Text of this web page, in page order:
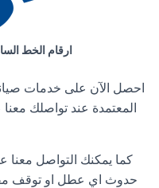
ارقام الخط
احصل الآن على خدمات
المعتمدة عند تواصلك
كما يمكنك التواصل معنا
حدوث اي عطل او توقف